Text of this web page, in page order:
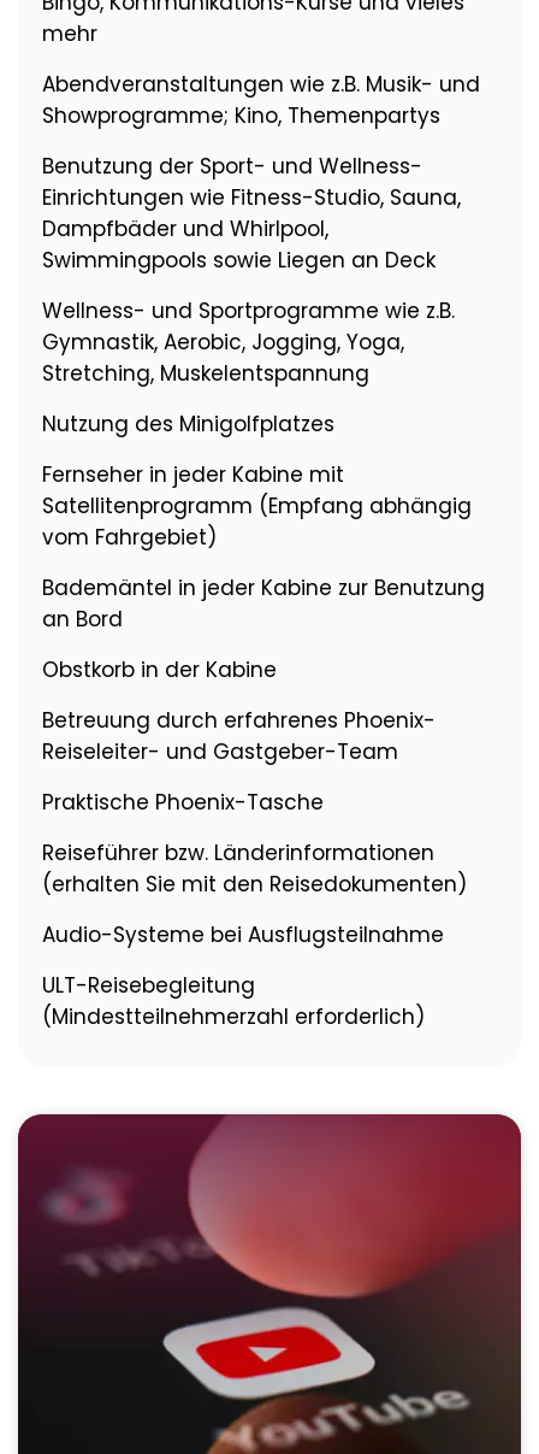
mehr
Abendveranstaltungen wie z.B. Musik- und
Showprogramme; Kino, Themenpartys
Benutzung der Sport- und Wellness-
Einrichtungen wie Fitness-Studio, Sauna,
Dampfbäder und Whirlpool,
Swimmingpools sowie Liegen an Deck
Wellness- und Sportprogramme wie z.B.
Gymnastik, Aerobic, Jogging, Yoga,
Stretching, Muskelentspannung
Nutzung des Minigolfplatzes
Fernseher in jeder Kabine mit
Satellitenprogramm (Empfang abhängig
vom Fahrgebiet)
Bademäntel in jeder Kabine zur Benutzung
an Bord
Obstkorb in der Kabine
Betreuung durch erfahrenes Phoenix-
Reiseleiter- und Gastgeber-Team
Praktische Phoenix-Tasche
Reiseführer bzw. Länderinformationen
(erhalten Sie mit den Reisedokumenten)
Audio-Systeme bei Ausflugsteilnahme
ULT-Reisebegleitung
(Mindestteilnehmerzahl erforderlich)